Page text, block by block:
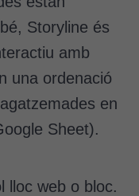
Storyline és
amb
una ordenació
en
Sheet).
lloc web o bloc.